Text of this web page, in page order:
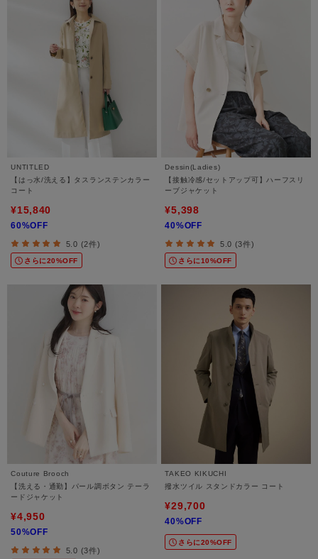
UNTITLED
【はっ水/洗える】タスランステンカラー
コート
¥15,840
60%OFF
5.0 (2件)
さらに20%OFF
Dessin(Ladies)
【接触冷感/セットアップ可】ハーフスリ
ーブジャケット
¥5,398
40%OFF
5.0 (3件)
さらに10%OFF
Couture Brooch
【洗える・通勤】パール調ボタン テーラ
ードジャケット
¥4,950
50%OFF
5.0 (3件)
TAKEO KIKUCHI
撥水ツイル スタンドカラー コート
¥29,700
40%OFF
さらに20%OFF